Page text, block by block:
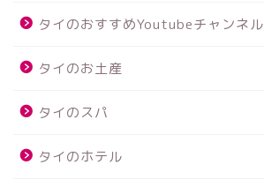
タイのおすすめYoutubeチャンネル
タイのお土産
タイのスパ
タイのホテル